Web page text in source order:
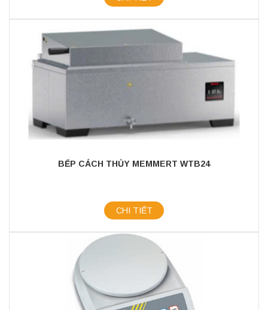
BẾP CÁCH THỦY MEMMERT WTB24
CHI TIẾT